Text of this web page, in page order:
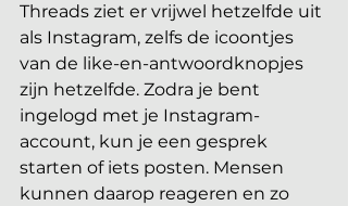
Threads ziet er vrijwel hetzelfde uit
als Instagram, zelfs de icoontjes
van de like-en-antwoordknopjes
zijn hetzelfde. Zodra je bent
ingelogd met je Instagram-
account, kun je een gesprek
starten of iets posten. Mensen
kunnen daarop reageren en zo